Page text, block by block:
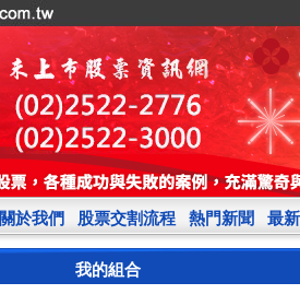
關於我們 股票交割流程 熱門新聞 最
我的組合